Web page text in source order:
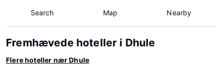
Search Map Nearby
Fremhævede hoteller i Dhule
Flere hoteller nær Dhule